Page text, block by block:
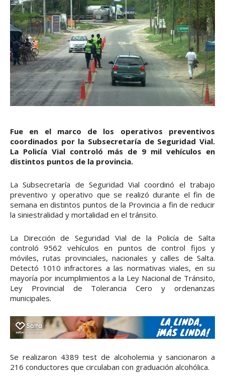
Fue en el marco de los operativos preventivos
coordinados por la Subsecretaría de Seguridad Vial.
La Policía Vial controló más de 9 mil vehículos en
distintos puntos de la provincia.
La Subsecretaría de Seguridad Vial coordinó el trabajo
preventivo y operativo que se realizó durante el fin de
semana en distintos puntos de la Provincia a fin de reducir
la siniestralidad y mortalidad en el tránsito.
La Dirección de Seguridad Vial de la Policía de Salta
controló 9562 vehículos en puntos de control fijos y
móviles, rutas provinciales, nacionales y calles de Salta.
Detectó 1010 infractores a las normativas viales, en su
mayoría por incumplimientos a la Ley Nacional de Tránsito,
Ley Provincial de Tolerancia Cero y ordenanzas
municipales.
Se realizaron 4389 test de alcoholemia y sancionaron a
216 conductores que circulaban con graduación alcohólica.